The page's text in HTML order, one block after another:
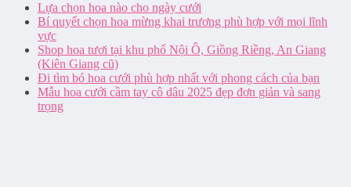
Lựa chọn hoa nào cho ngày cưới
Bí quyết chọn hoa mừng khai trương phù hợp với mọi lĩnh
vực
Shop hoa tươi tại khu phố Nội Ô, Giồng Riềng, An Giang
(Kiên Giang cũ)
Đi tìm bó hoa cưới phù hợp nhất với phong cách của bạn
Mẫu hoa cưới cầm tay cô dâu 2025 đẹp đơn giản và sang
trọng